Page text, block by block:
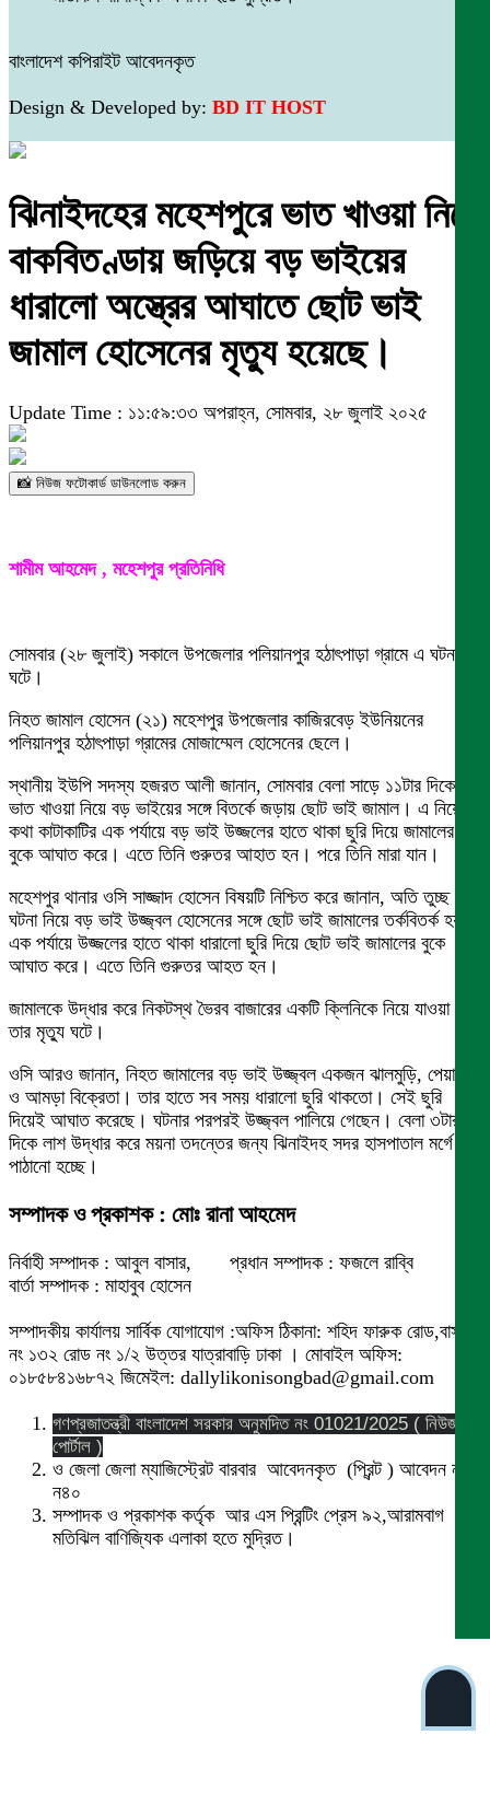
বাংলাদেশ কপিরাইট আবেদনকৃত
Design & Developed by: BD IT HOST
ঝিনাইদহের মহেশপুরে ভাত খাওয়া নিয়ে
বাকবিতণ্ডায় জড়িয়ে বড় ভাইয়ের
ধারালো অস্ত্রের আঘাতে ছোট ভাই
জামাল হোসেনের মৃত্যু হয়েছে।
Update Time : ১১:৫৯:৩৩ অপরাহ্ন, সোমবার, ২৮ জুলাই ২০২৫
📸 নিউজ ফটোকার্ড ডাউনলোড করুন
শামীম আহমেদ , মহেশপুর প্রতিনিধি
সোমবার (২৮ জুলাই) সকালে উপজেলার পলিয়ানপুর হঠাৎপাড়া গ্রামে এ ঘটনা
ঘটে।
নিহত জামাল হোসেন (২১) মহেশপুর উপজেলার কাজিরবেড় ইউনিয়নের
পলিয়ানপুর হঠাৎপাড়া গ্রামের মোজাম্মেল হোসেনের ছেলে।
স্থানীয় ইউপি সদস্য হজরত আলী জানান, সোমবার বেলা সাড়ে ১১টার দিকে
ভাত খাওয়া নিয়ে বড় ভাইয়ের সঙ্গে বিতর্কে জড়ায় ছোট ভাই জামাল। এ নিয়ে
কথা কাটাকাটির এক পর্যায়ে বড় ভাই উজ্জলের হাতে থাকা ছুরি দিয়ে জামালের
বুকে আঘাত করে। এতে তিনি গুরুতর আহাত হন। পরে তিনি মারা যান।
মহেশপুর থানার ওসি সাজ্জাদ হোসেন বিষয়টি নিশ্চিত করে জানান, অতি তুচ্ছ
ঘটনা নিয়ে বড় ভাই উজ্জ্বল হোসেনের সঙ্গে ছোট ভাই জামালের তর্কবিতর্ক হয়।
এক পর্যায়ে উজ্জলের হাতে থাকা ধারালো ছুরি দিয়ে ছোট ভাই জামালের বুকে
আঘাত করে। এতে তিনি গুরুতর আহত হন।
জামালকে উদ্ধার করে নিকটস্থ ভৈরব বাজারের একটি ক্লিনিকে নিয়ে যাওয়া হলে
তার মৃত্যু ঘটে।
ওসি আরও জানান, নিহত জামালের বড় ভাই উজ্জ্বল একজন ঝালমুড়ি, পেয়ারা
ও আমড়া বিক্রেতা। তার হাতে সব সময় ধারালো ছুরি থাকতো। সেই ছুরি
দিয়েই আঘাত করেছে। ঘটনার পরপরই উজ্জ্বল পালিয়ে গেছেন। বেলা ৩টার
দিকে লাশ উদ্ধার করে ময়না তদন্তের জন্য ঝিনাইদহ সদর হাসপাতাল মর্গে
পাঠানো হচ্ছে।
সম্পাদক ও প্রকাশক : মোঃ রানা আহমেদ
নির্বাহী সম্পাদক : আবুল বাসার, প্রধান সম্পাদক : ফজলে রাব্বি
বার্তা সম্পাদক : মাহাবুব হোসেন
সম্পাদকীয় কার্যালয় সার্বিক যোগাযোগ :অফিস ঠিকানা: শহিদ ফারুক রোড,বাসা
নং ১৩২ রোড নং ১/২ উত্তর যাত্রাবাড়ি ঢাকা । মোবাইল অফিস:
০১৮৫৮৪১৬৮৭২ জিমেইল: dallylikonisongbad@gmail.com
গণপ্রজাতন্ত্রী বাংলাদেশ সরকার অনুমদিত নং 01021/2025 ( নিউজ
পোর্টাল )
ও জেলা জেলা ম্যাজিস্ট্রেট বারবার আবেদনকৃত (প্রিন্ট ) আবেদন নং
ন৪০
সম্পাদক ও প্রকাশক কর্তৃক আর এস প্রিন্টিং প্রেস ৯২,আরামবাগ
মতিঝিল বাণিজ্যিক এলাকা হতে মুদ্রিত।